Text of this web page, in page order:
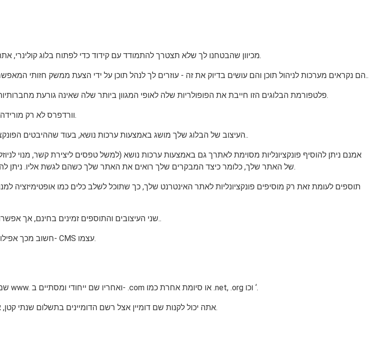
מכיוון שהבטחנו לך שלא תצטרך להתמודד עם קידוד כדי לפתוח בלוג קולינרי, אתה צריך לדעת כמה דברים על הפלטפורמות שמאפשרות כתיבת בלוגים ללא קידוד אפשרית.
הם נקראים מערכות לניהול תוכן והם עושים בדיוק את זה - עוזרים לך לנהל תוכן על ידי הצעת ממשק חזותי המאפשר לך להעלות, להתאים אישית, להוסיף תמונות, להוסיף קישורים וכו ‘על סמך התשומות שלך..
CMSs פופולריים כוללים ג’ומלה ודרופל, אך CMS הכי טוב לבלוגים הוא WordPress. פלטפורמת הבלוגים הזו חייבת את הפופולריות שלה לאופי המגוון ביותר שלה שאינה גורעת מחברותיות שלה.
וורדפרס לא רק מורידה את נטל הקידוד, אלא שהיא גם נותנת לך בצלחת את האלמנטים העיצוביים של הבלוג שלך.
ב- WordPress העיצוב של הבלוג שלך מושג באמצעות ערכות נושא, בעוד שההיבטים הפונקציונליים של האתר שלך (למשל כלי מיטוב מהיר) מושגים באמצעות תוספים..
אמנם ניתן להוסיף פונקציונליות מסוימת לאתרך גם באמצעות ערכות נושא (למשל טפסים ליצירת קשר, מנוי
של האתר שלך, כלומר כיצד המבקרים שלך רואים את האתר שלך כשהם לגשת אליו. ניתן להתאים את העיצוב לפי העדפותיך, כלומר אתה יכול לבחור תבניות דפים, ערכות צבע וכדומה.
תוספים לעומת זאת רק מוסיפים פונקציונליות לאתר האינטרנט שלך, כך שתוכל לשלב כלים כמו
שני העיצובים והתוספים זמינים בחינם, אך אפשרויות הפרימיום הן הטובות ביותר אם ברצונך לקבל גישה לעדכונים, תיקוני אבטחה או תמיכה..
חשוב מכך אפילו, וורדפרס עצמה ניתנת להורדה ושימוש בחינם על ידי כל אחד, לכן אינך צריך לשלם עבור ה- CMS עצמו.
שם תחום זה מה שאתה מקליד בדפדפן האינטרנט שלך כדי לגשת לאתר. זה יוצא לדרך על ידי www. ואחריו שם ייחודי ומסתיים ב- .com או סיומת אחרת כמו .net, .org וכו ‘.
אתה יכול לקנות שם דומיין אצל רשם הדומיינים בתשלום שנתי קטן, או אם תבחר ספק אירוח טוב (ראה נקודה 3 להלן), אתה יכול אפילו לקבל רשום אחד בחינם.